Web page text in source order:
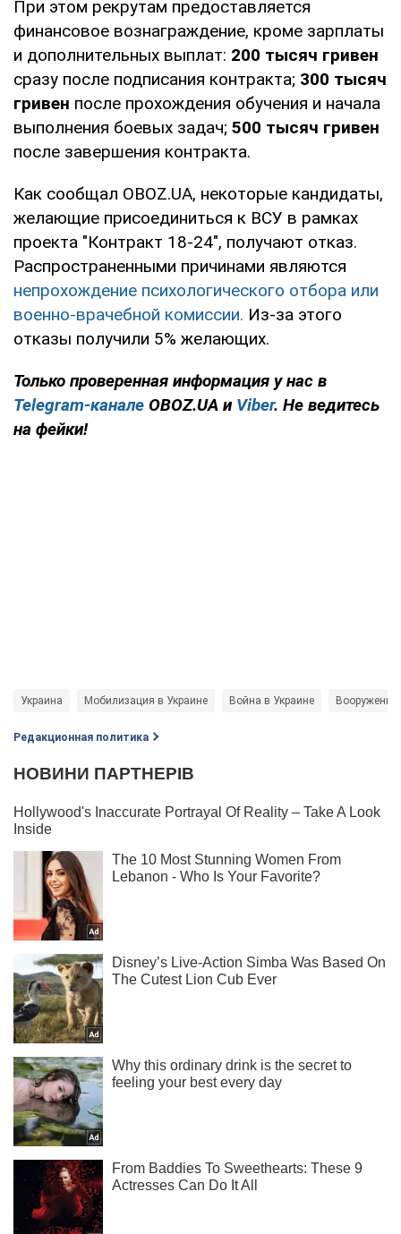
При этом рекрутам предоставляется
финансовое вознаграждение, кроме зарплаты
и дополнительных выплат: 200 тысяч гривен
сразу после подписания контракта; 300 тысяч
гривен после прохождения обучения и начала
выполнения боевых задач; 500 тысяч гривен
после завершения контракта.
Как сообщал OBOZ.UA, некоторые кандидаты,
желающие присоединиться к ВСУ в рамках
проекта "Контракт 18-24", получают отказ.
Распространенными причинами являются
непрохождение психологического отбора или
военно-врачебной комиссии. Из-за этого
отказы получили 5% желающих.
Только проверенная информация у нас в
Telegram-канале OBOZ.UA и Viber. Не ведитесь
на фейки!
Украина Мобилизация в Украине Война в Украине
Редакционная политика